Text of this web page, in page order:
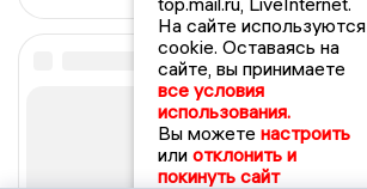
На сайте используются
cookie. Оставаясь на
сайте, вы принимаете
все условия
использования.
Вы можете настроить
или отклонить и
покинуть сайт